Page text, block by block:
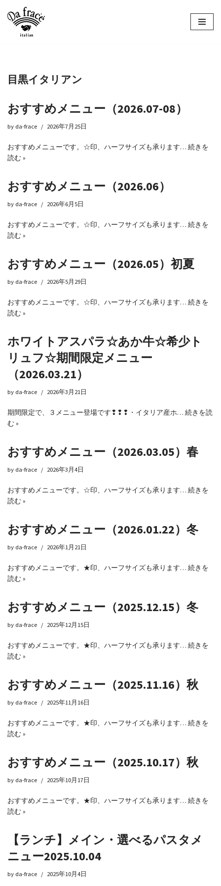
コ
へ
キ
ッ
プ
目黒イタリアン
おすすめメニュー（2026.07-08）
by da-frace 2026年7月25日
おすすめメニューです。☆印、ハーフサイズも承ります… 続きを
読む »
おすすめメニュー（2026.06）
by da-frace 2026年6月5日
おすすめメニューです。☆印、ハーフサイズも承ります… 続きを
読む »
おすすめメニュー（2026.05）初夏
by da-frace 2026年5月29日
おすすめメニューです。☆印、ハーフサイズも承ります… 続きを
読む »
ホワイトアスパラ☆あか牛☆希少ト
リュフ☆期間限定メニュー
（2026.03.21）
by da-frace 2026年3月21日
期間限定で、３メニュー登場です❢❢❢・イタリア産ホ… 続きを読
む »
おすすめメニュー（2026.03.05）春
by da-frace 2026年3月4日
おすすめメニューです。☆印、ハーフサイズも承ります… 続きを
読む »
おすすめメニュー（2026.01.22）冬
by da-frace 2026年1月21日
おすすめメニューです。★印、ハーフサイズも承ります… 続きを
読む »
おすすめメニュー（2025.12.15）冬
by da-frace 2025年12月15日
おすすめメニューです。★印、ハーフサイズも承ります… 続きを
読む »
おすすめメニュー（2025.11.16）秋
by da-frace 2025年11月16日
おすすめメニューです。★印、ハーフサイズも承ります… 続きを
読む »
おすすめメニュー（2025.10.17）秋
by da-frace 2025年10月17日
おすすめメニューです。★印、ハーフサイズも承ります… 続きを
読む »
【ランチ】メイン・選べるパスタメ
ニュー2025.10.04
by da-frace 2025年10月4日